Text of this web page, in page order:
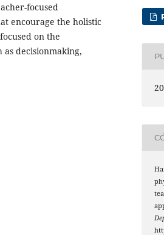
focused
encourage the holistic
on the
as decisionmaking,